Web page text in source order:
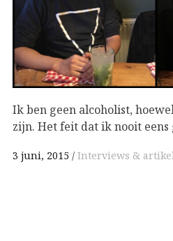
Ik ben geen alcoholist,
zijn. Het feit dat ik nooit
3 juni, 2015 Interviews &